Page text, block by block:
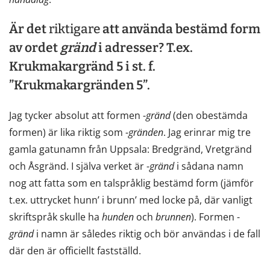
Är detriktigareatt använda bestämd form
av ordetgrändi adresser? T.ex.
Krukmakargränd 5 i st. f.
”Krukmakargränden 5”.
Jag tycker absolut att formen -gränd(den obestämda
formen) är lika riktig som -gränden. Jag erinrar mig tre
gamla gatunamn från Uppsala: Bredgränd, Vretgränd
och Åsgränd. I själva verket är -grändi sådana namn
nog att fatta som en talspråklig bestämd form (jämför
t.ex. uttrycket hunn’ i brunn’ med locke på, där vanligt
skriftspråk skulle ha hunden och brunnen). Formen -
grändi namn är således riktig och bör användas i de fall
där den är officiellt fastställd.